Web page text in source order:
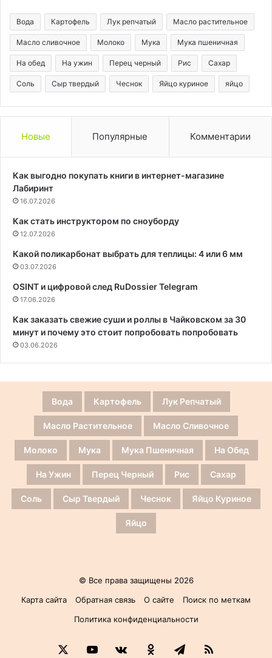
Вода Картофель Лук репчатый Масло растительное
Масло сливочное Молоко Мука Мука пшеничная
На обед На ужин Перец черный Рис Сахар
Соль Сыр твердый Чеснок Яйцо куриное яйцо
Новые Популярные Комментарии
Как выгодно покупать книги в интернет-магазине
Лабиринт
16.07.2026
Как стать инструктором по сноуборду
12.07.2026
Какой поликарбонат выбрать для теплицы: 4 или 6 мм
03.07.2026
OSINT и цифровой след RuDossier Telegram
17.06.2026
Как заказать свежие суши и роллы в Чайковском за 30
минут и почему это стоит попробовать попробовать
03.06.2026
Вода Картофель Лук Репчатый
Масло Растительное Масло Сливочное
Молоко Мука Мука Пшеничная На Обед
На Ужин Перец Черный Рис Сахар
Соль Сыр Твердый Чеснок Яйцо Куриное
Яйцо
© Все права защищены 2026
Карта сайта
Обратная связь О сайте
Поиск по меткам
Политика конфиденциальности
YouTubevk.comОдноклассники
Telegram
RSS